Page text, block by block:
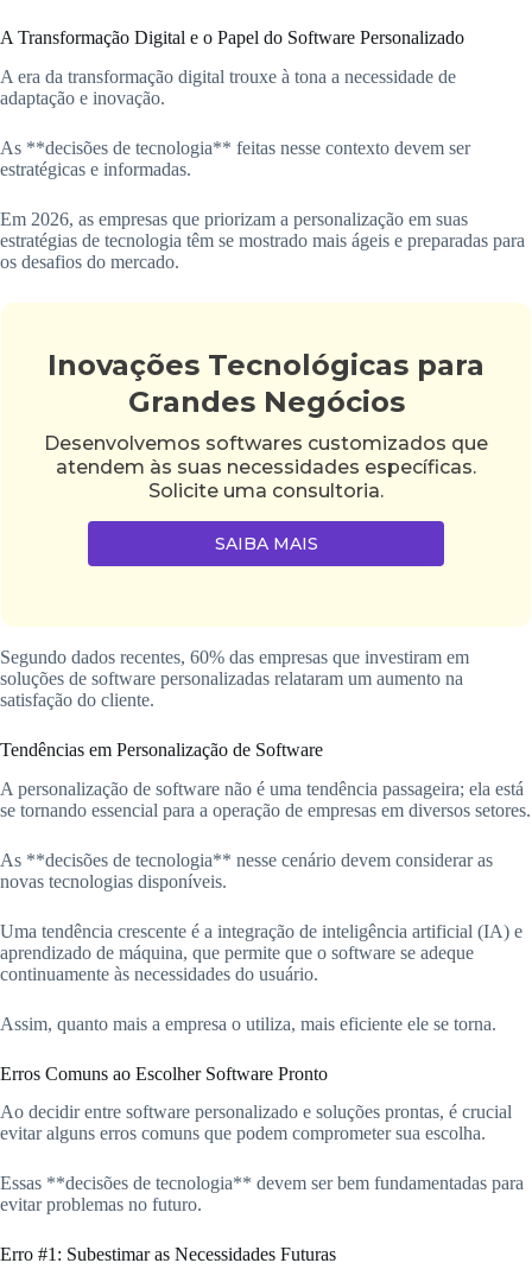
A Transformação Digital e o Papel do Software Personalizado
A era da transformação digital trouxe à tona a necessidade de
adaptação e inovação.
As **decisões de tecnologia** feitas nesse contexto devem ser
estratégicas e informadas.
Em 2026, as empresas que priorizam a personalização em suas
estratégias de tecnologia têm se mostrado mais ágeis e preparadas para
os desafios do mercado.
Inovações Tecnológicas para
Grandes Negócios
Desenvolvemos softwares customizados que
atendem às suas necessidades específicas.
Solicite uma consultoria.
SAIBA MAIS
Segundo dados recentes, 60% das empresas que investiram em
soluções de software personalizadas relataram um aumento na
satisfação do cliente.
Tendências em Personalização de Software
A personalização de software não é uma tendência passageira; ela está
se tornando essencial para a operação de empresas em diversos setores.
As **decisões de tecnologia** nesse cenário devem considerar as
novas tecnologias disponíveis.
Uma tendência crescente é a integração de inteligência artificial (IA) e
aprendizado de máquina, que permite que o software se adeque
continuamente às necessidades do usuário.
Assim, quanto mais a empresa o utiliza, mais eficiente ele se torna.
Erros Comuns ao Escolher Software Pronto
Ao decidir entre software personalizado e soluções prontas, é crucial
evitar alguns erros comuns que podem comprometer sua escolha.
Essas **decisões de tecnologia** devem ser bem fundamentadas para
evitar problemas no futuro.
Erro #1: Subestimar as Necessidades Futuras